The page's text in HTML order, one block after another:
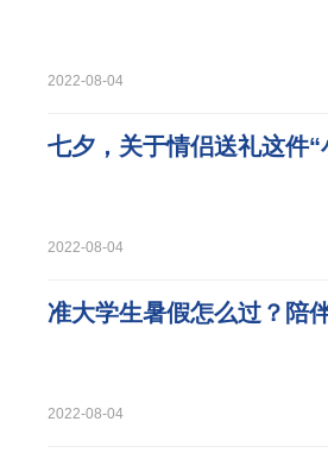
2022-08-04
七夕，关于情侣送礼这件“
2022-08-04
准大学生暑假怎么过？陪
2022-08-04